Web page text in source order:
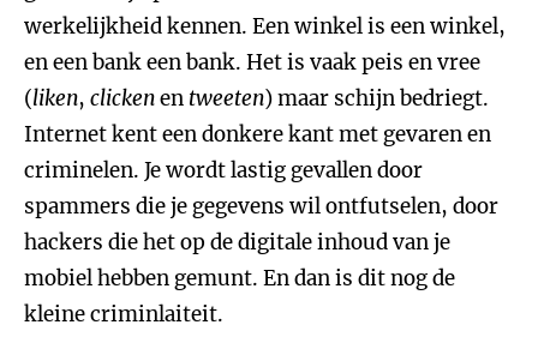
werkelijkheid kennen. Een winkel is een winkel,
en een bank een bank. Het is vaak peis en vree
(liken, clickenen tweeten) maar schijn bedriegt.
Internet kent een donkere kant met gevaren en
criminelen. Je wordt lastig gevallen door
spammers die je gegevens wil ontfutselen, door
hackers die het op de digitale inhoud van je
mobiel hebben gemunt. En dan is dit nog de
kleine criminlaiteit.